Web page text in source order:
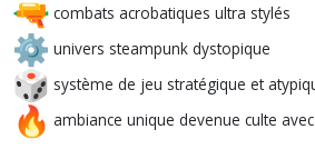
combats acrobatiques ultra stylés
univers steampunk dystopique
système de jeu stratégique et
ambiance unique devenue culte